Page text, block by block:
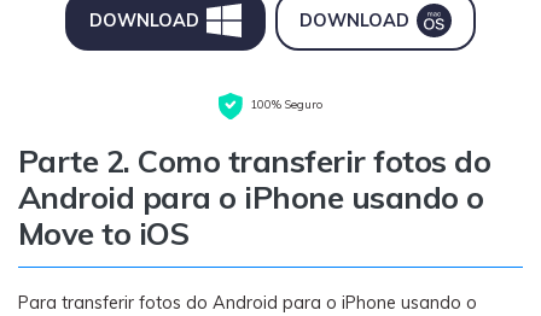
DOWNLOAD DOWNLOAD
100% Seguro
Parte 2. Como transferir fotos do
Android para o iPhone usando o
Move to iOS
Para transferir fotos do Android para o iPhone usando o